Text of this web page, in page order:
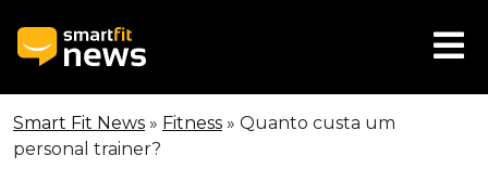
Smart Fit News » Fitness » Quanto custa um
personal trainer?